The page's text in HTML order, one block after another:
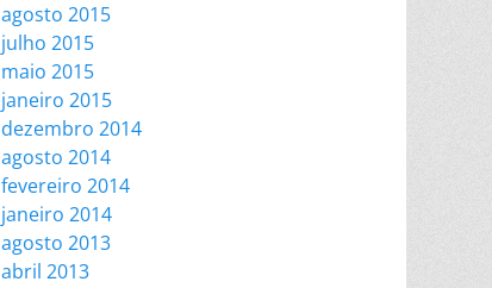
agosto 2015
julho 2015
maio 2015
janeiro 2015
dezembro 2014
agosto 2014
fevereiro 2014
janeiro 2014
agosto 2013
abril 2013